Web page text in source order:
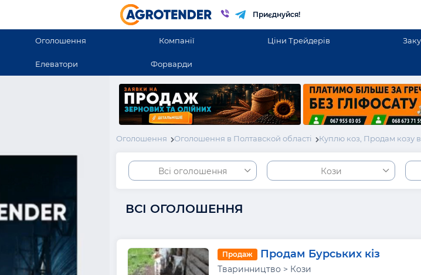
Приєднуйся!
Оголошення Компанії Ціни Трейдерів
Елеватори Форварди
Оголошення Оголошення в Полтавской області Куплю коз, Продам козу
Всі оголошення Кози
ВСІ ОГОЛОШЕННЯ
Продаж Продам Бурських кіз
Тваринництво > Кози